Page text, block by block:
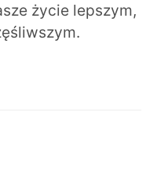
życie lepszym,